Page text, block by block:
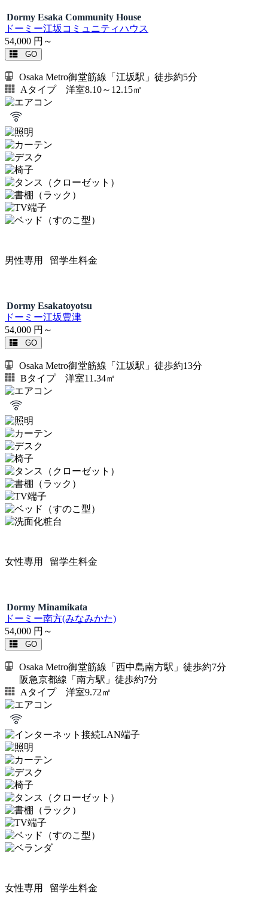
Dormy Esaka Community House
ドーミー江坂コミュニティハウス
54,000 円～
GO
Osaka Metro御堂筋線「江坂駅」徒歩約5分
Aタイプ 洋室8.10～12.15㎡
男性専用 留学生料金
Dormy Esakatoyotsu
ドーミー江坂豊津
54,000 円～
GO
Osaka Metro御堂筋線「江坂駅」徒歩約13分
Bタイプ 洋室11.34㎡
女性専用 留学生料金
Dormy Minamikata
ドーミー南方(みなみかた)
54,000 円～
GO
Osaka Metro御堂筋線「西中島南方駅」徒歩約7分
阪急京都線「南方駅」徒歩約7分
Aタイプ 洋室9.72㎡
女性専用 留学生料金